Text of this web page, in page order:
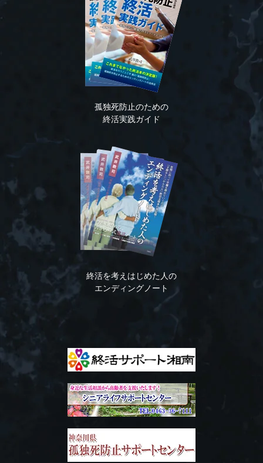
孤独死防止のための
終活実践ガイド
終活を考えはじめた人の
エンディングノート